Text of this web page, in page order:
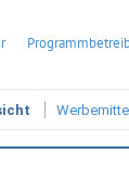
Werbemittel